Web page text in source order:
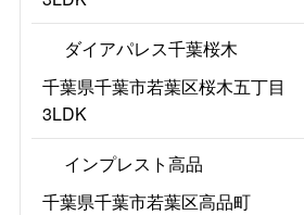
ダイアパレス千葉桜木
千葉県千葉市若葉区桜木五丁目
3LDK
インプレスト高品
千葉県千葉市若葉区高品町